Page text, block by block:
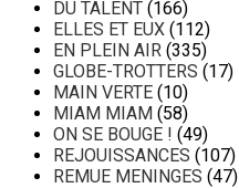
DU TALENT (166)
ELLES ET EUX (112)
EN PLEIN AIR (335)
GLOBE-TROTTERS (17)
MAIN VERTE (10)
MIAM MIAM (58)
ON SE BOUGE ! (49)
REJOUISSANCES (107)
REMUE MENINGES (47)